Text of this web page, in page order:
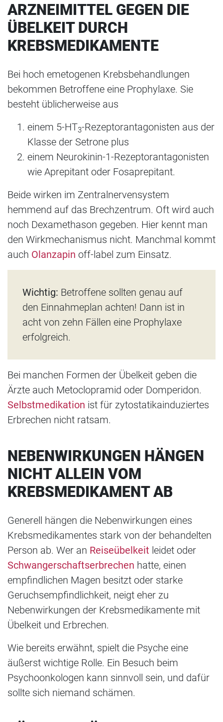
ARZNEIMITTEL GEGEN DIE
ÜBELKEIT DURCH
KREBSMEDIKAMENTE
Bei hoch emetogenen Krebsbehandlungen
bekommen Betroffene eine Prophylaxe. Sie
besteht üblicherweise aus
einem 5-HT3-Rezeptorantagonisten aus der
Klasse der Setrone plus
einem Neurokinin-1-Rezeptorantagonisten
wie Aprepitant oder Fosaprepitant.
Beide wirken im Zentralnervensystem
hemmend auf das Brechzentrum. Oft wird auch
noch Dexamethason gegeben. Hier kennt man
den Wirkmechanismus nicht. Manchmal kommt
auch Olanzapin off-label zum Einsatz.
Wichtig: Betroffene sollten genau auf
den Einnahmeplan achten! Dann ist in
acht von zehn Fällen eine Prophylaxe
erfolgreich.
Bei manchen Formen der Übelkeit geben die
Ärzte auch Metoclopramid oder Domperidon.
Selbstmedikation ist für zytostatikainduziertes
Erbrechen nicht ratsam.
NEBENWIRKUNGEN HÄNGEN
NICHT ALLEIN VOM
KREBSMEDIKAMENT AB
Generell hängen die Nebenwirkungen eines
Krebsmedikamentes stark von der behandelten
Person ab. Wer an Reiseübelkeit leidet oder
Schwangerschaftserbrechen hatte, einen
empfindlichen Magen besitzt oder starke
Geruchsempfindlichkeit, neigt eher zu
Nebenwirkungen der Krebsmedikamente mit
Übelkeit und Erbrechen.
Wie bereits erwähnt, spielt die Psyche eine
äußerst wichtige Rolle. Ein Besuch beim
Psychoonkologen kann sinnvoll sein, und dafür
sollte sich niemand schämen.